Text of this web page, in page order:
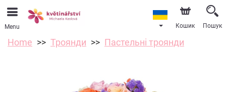
Menu Кошик Пошук
Home Троянди Пастельні троянди